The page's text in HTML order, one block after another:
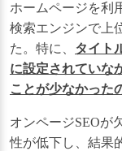
ホームページを利
検索エンジンで上
た。特に、 タイト
に設定されていな
ことが少なかった
オンページSEOが
性が低下し、結果